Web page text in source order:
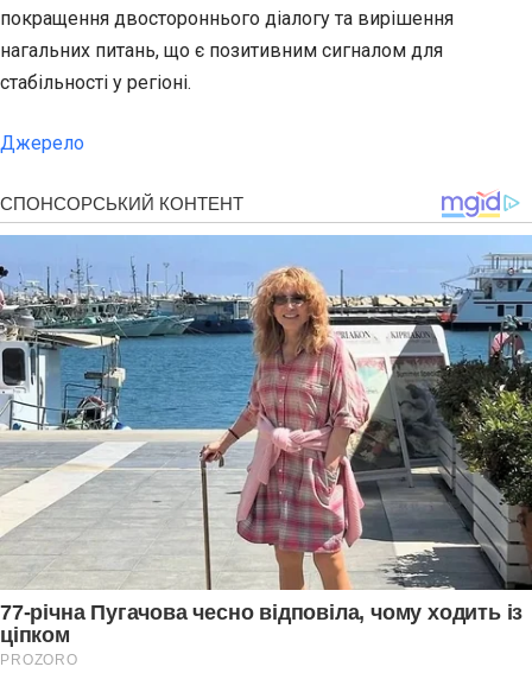
покращення двостороннього діалогу та вирішення
нагальних питань, що є позитивним сигналом для
стабільності у регіоні.
Джерело